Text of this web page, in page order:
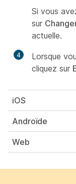
Si vous
sur
actuelle.
4
Lorsque
cliquez sur
iOS
Androïde
Web